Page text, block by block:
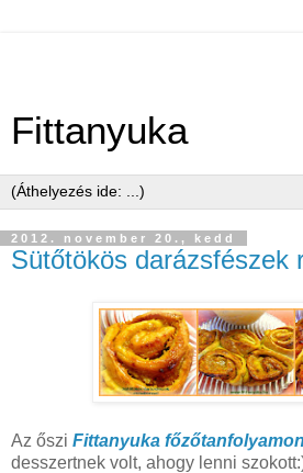
Fittanyuka
2012. november 20., kedd
Sütőtökös darázsfészek
Az őszi Fittanyuka főzőtanfolyamon
desszertnek volt, ahogy lenni